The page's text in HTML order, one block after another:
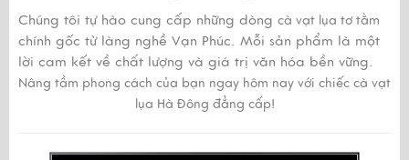
Chúng tôi tự hào cung cấp những dòng cà vạt lụa tơ tằm
chính gốc từ làng nghề Vạn Phúc. Mỗi sản phẩm là một
lời cam kết về chất lượng và giá trị văn hóa bền vững.
Nâng tầm phong cách của bạn ngay hôm nay với chiếc cà vạt
lụa Hà Đông đẳng cấp!